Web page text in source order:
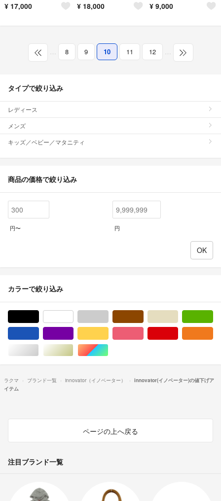
¥ 17,000 ¥ 18,000 ¥ 9,000
… 8 9 10 11 12 …
タイプで絞り込み
レディース
メンズ
キッズ／ベビー／マタニティ
商品の価格で絞り込み
円〜 円
カラーで絞り込み
シルバー/銀色系ゴールド/金色系マルチカラー
ラクマ ブランド一覧 innovator（イノベーター）
innovator(イノベーター)の値下げア
イテム
ページの上へ戻る
注目ブランド一覧